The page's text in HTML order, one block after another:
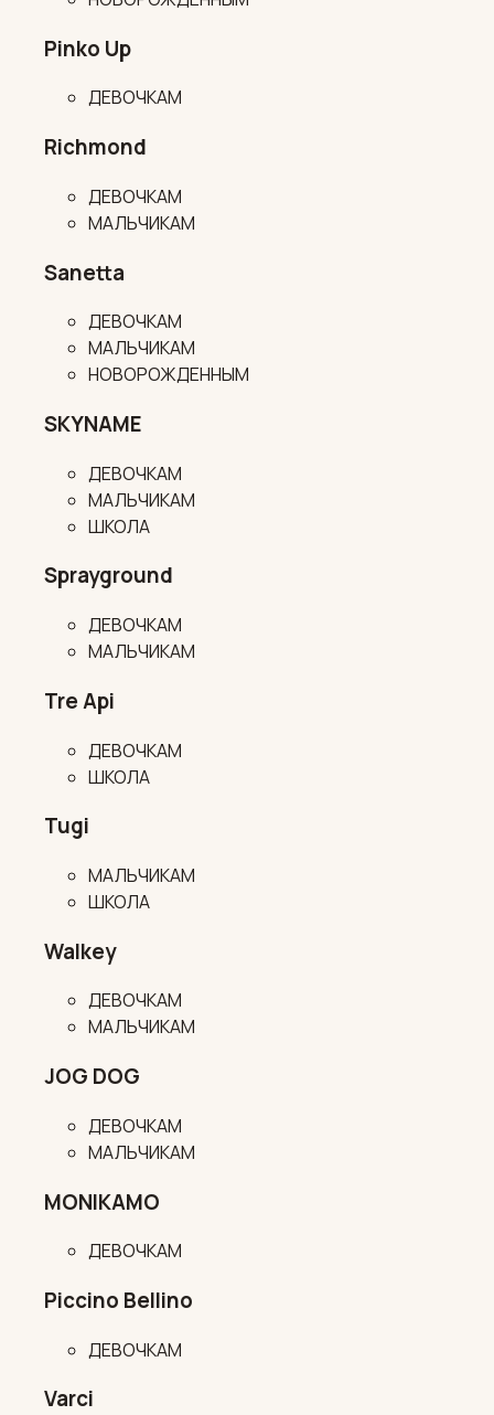
Pinko Up
ДЕВОЧКАМ
Richmond
ДЕВОЧКАМ
МАЛЬЧИКАМ
Sanetta
ДЕВОЧКАМ
МАЛЬЧИКАМ
НОВОРОЖДЕННЫМ
SKYNAME
ДЕВОЧКАМ
МАЛЬЧИКАМ
ШКОЛА
Sprayground
ДЕВОЧКАМ
МАЛЬЧИКАМ
Tre Api
ДЕВОЧКАМ
ШКОЛА
Tugi
МАЛЬЧИКАМ
ШКОЛА
Walkey
ДЕВОЧКАМ
МАЛЬЧИКАМ
JOG DOG
ДЕВОЧКАМ
МАЛЬЧИКАМ
MONIKAMO
ДЕВОЧКАМ
Piccino Bellino
ДЕВОЧКАМ
Varci